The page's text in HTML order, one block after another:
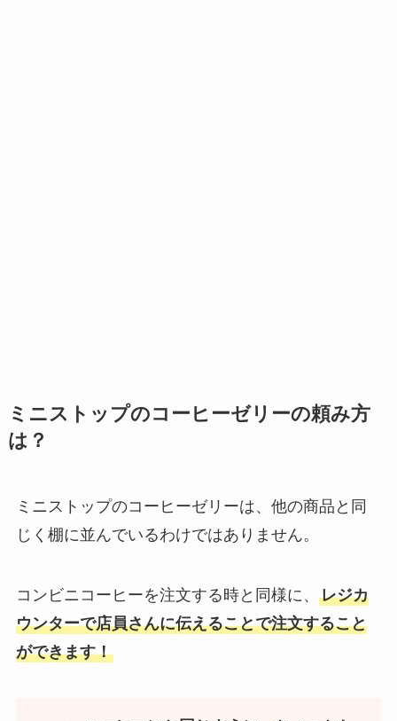
ミニストップのコーヒーゼリーの頼み方
は？
ミニストップのコーヒーゼリーは、他の商品と同
じく棚に並んでいるわけではありません。
コンビニコーヒーを注文する時と同様に、 レジカ
ウンターで店員さんに伝えることで注文すること
ができます！